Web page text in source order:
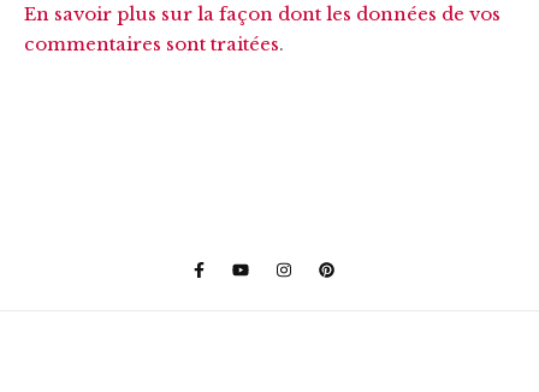
En savoir plus sur la façon dont les données de vos
commentaires sont traitées.